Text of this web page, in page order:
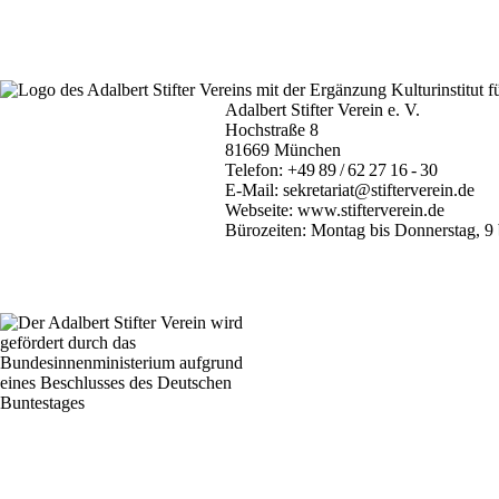
Adalbert Stifter Verein e. V.
Hochstraße 8
81669 München
Telefon:+49 89 / 62 27 16 - 30
E-Mail:sekretariat@stifterverein.de
Webseite:www.stifterverein.de
Bürozeiten: Montag bis Donnerstag,